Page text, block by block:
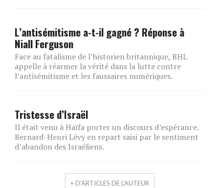
L’antisémitisme a-t-il gagné ? Réponse à
Niall Ferguson
Face au fatalisme de l’historien britannique, BHL
appelle à réarmer la vérité dans la lutte contre
l’antisémitisme et les faussaires numériques.
Tristesse d’Israël
Il était venu à Haïfa porter un discours d’espérance.
Bernard-Henri Lévy en repart saisi par le sentiment
d’abandon des Israéliens.
+ D'ARTICLES DE L'AUTEUR